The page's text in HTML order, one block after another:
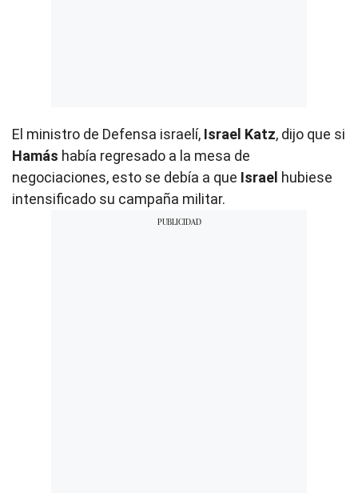
El ministro de Defensa israelí, Israel Katz, dijo que si
Hamás había regresado a la mesa de
negociaciones, esto se debía a que Israel hubiese
intensificado su campaña militar.